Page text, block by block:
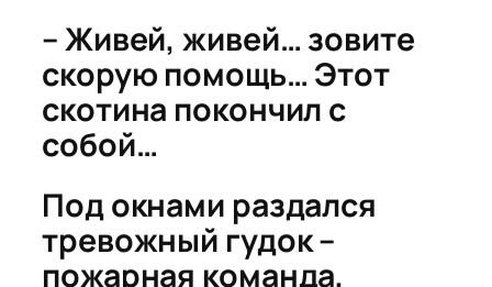
– Живей, живей… зовите
скорую помощь… Этот
скотина покончил с
собой…
Под окнами раздался
тревожный гудок –
пожарная команда,